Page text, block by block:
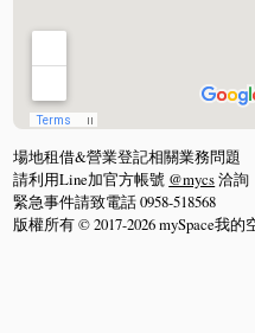
場地租借&營業登記相關業務問題
請利用Line加官方帳號 @mycs洽詢
緊急事件請致電話 0958-518568
版權所有 © 2017-2026 mySpace我的